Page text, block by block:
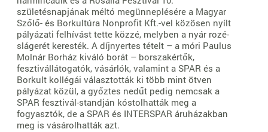
születésnapjának méltó megünneplésére a Magyar
Szőlő- és Borkultúra Nonprofit Kft.-vel közösen nyílt
pályázati felhívást tette közzé, melyben a nyár rozé-
slágerét keresték. A díjnyertes tételt – a móri Paulus
Molnár Borház kiváló borát – borszakértők,
fesztivállátogatók, vásárlók, valamint a SPAR és a
Borkult kollégái választották ki több mint ötven
pályázat közül, a győztes nedűt pedig nemcsak a
SPAR fesztivál-standján kóstolhatták meg a
fogyasztók, de a SPAR és INTERSPAR áruházakban
meg is vásárolhatták azt.